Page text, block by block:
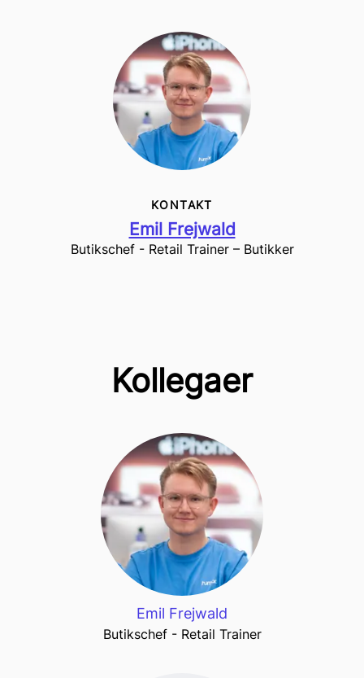
KONTAKT
Emil Frejwald
Butikschef - Retail Trainer – Butikker
Kollegaer
Emil Frejwald
Butikschef - Retail Trainer